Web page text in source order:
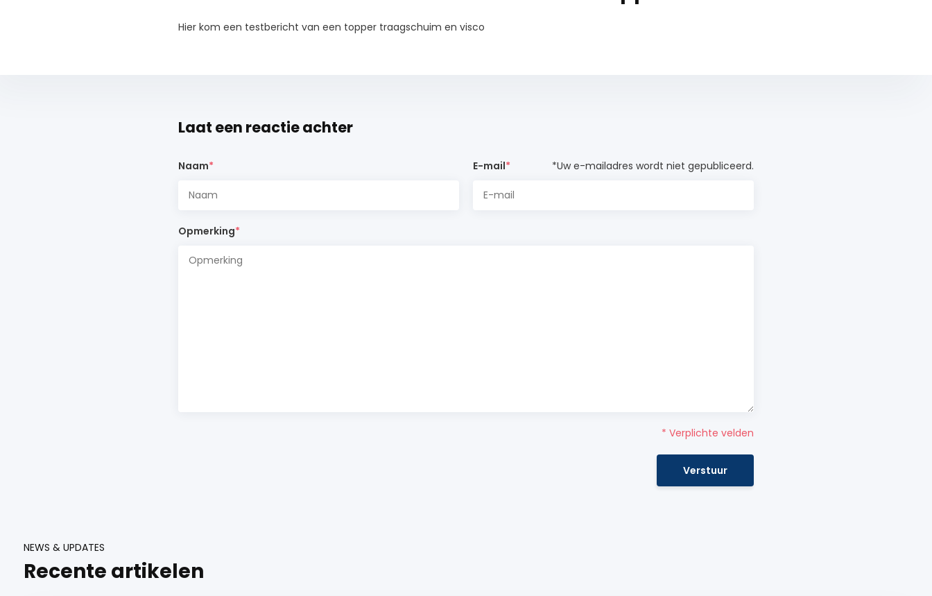
Hier kom een testbericht van een topper traagschuim en visco
Laat een reactie achter
Naam* E-mail* *Uw e-mailadres wordt niet gepubliceerd.
Opmerking*
* Verplichte velden
Verstuur
NEWS & UPDATES
Recente artikelen